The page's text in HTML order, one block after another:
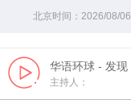
北京时间： 2026/08/06
Play
华语环球 - 发现
主持人：